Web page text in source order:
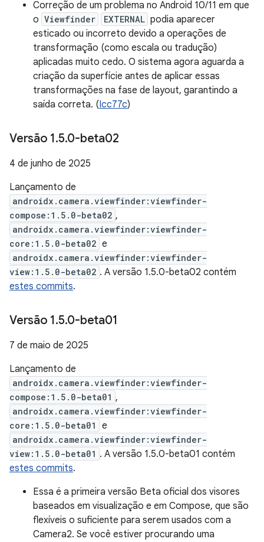
Correção de um problema no Android 10/11 em que
o Viewfinder EXTERNAL podia aparecer
esticado ou incorreto devido a operações de
transformação (como escala ou tradução)
aplicadas muito cedo. O sistema agora aguarda a
criação da superfície antes de aplicar essas
transformações na fase de layout, garantindo a
saída correta. (Icc77c)
Versão 1.5.0-beta02
4 de junho de 2025
Lançamento de
androidx.camera.viewfinder:viewfinder-
compose:1.5.0-beta02 ,
androidx.camera.viewfinder:viewfinder-
core:1.5.0-beta02 e
androidx.camera.viewfinder:viewfinder-
view:1.5.0-beta02 . A versão 1.5.0-beta02 contém
estes commits.
Versão 1.5.0-beta01
7 de maio de 2025
Lançamento de
androidx.camera.viewfinder:viewfinder-
compose:1.5.0-beta01 ,
androidx.camera.viewfinder:viewfinder-
core:1.5.0-beta01
e
androidx.camera.viewfinder:viewfinder-
view:1.5.0-beta01 . A versão 1.5.0-beta01 contém
estes commits.
Essa é a primeira versão Beta oficial dos visores
baseados em visualização e em Compose, que são
flexíveis o suficiente para serem usados com a
Camera2. Se você estiver procurando uma